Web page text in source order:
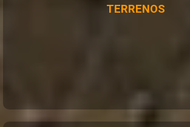
TERRENOS